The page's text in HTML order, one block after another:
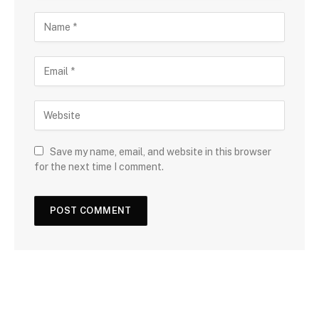
Save my name, email, and website in this browser
for the next time I comment.